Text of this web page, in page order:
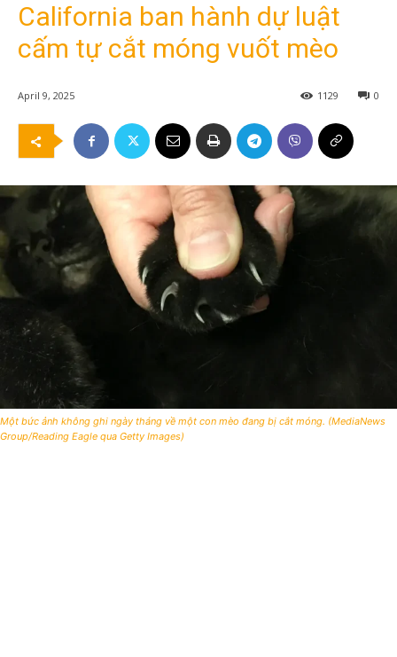
California ban hành dự luật
cấm tự cắt móng vuốt mèo
April 9, 2025 0
1129
Một bức ảnh không ghi ngày tháng về một con mèo đang bị cắt móng. (MediaNews
Group/Reading Eagle qua Getty Images)